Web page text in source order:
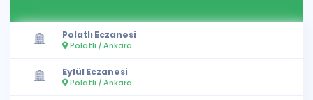
Polatlı Eczanesi
Polatlı / Ankara
Eylül Eczanesi
Polatlı / Ankara